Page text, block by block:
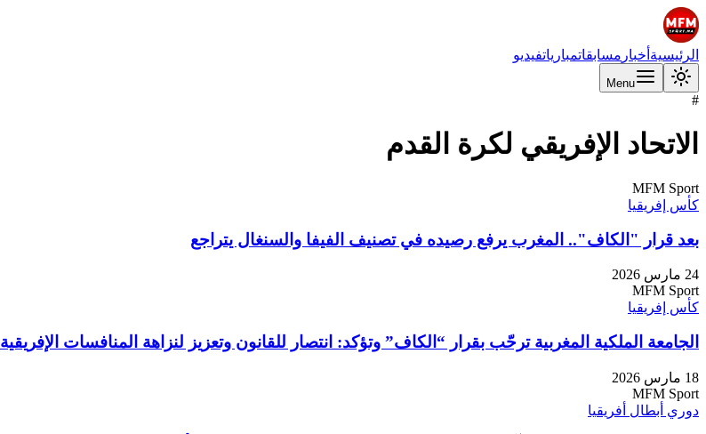
الرئيسية أخبار مسابقاتمبارياتفيديو
Menu
#
الاتحاد الإفريقي لكرة القدم
MFM Sport
كأس إفريقيا
بعد قرار "الكاف".. المغرب يرفع رصيده في تصنيف الفيفا والسنغال يتراجع
24 مارس 2026
MFM Sport
كأس إفريقيا
الجامعة الملكية المغربية ترحّب بقرار “الكاف” وتؤكد: انتصار للقانون وتعزيز لنزاهة المنافسات الإفريقية
18 مارس 2026
MFM Sport
دوري أبطال أفريقيا